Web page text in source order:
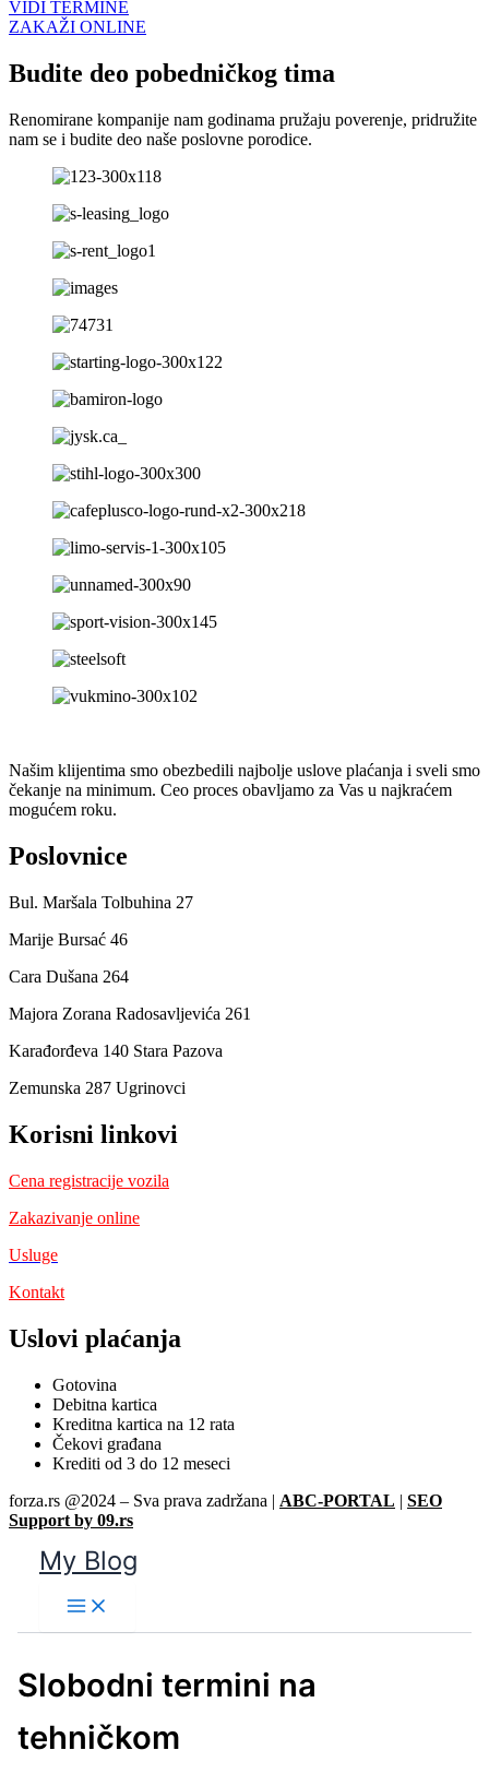
VIDI TERMINE
ZAKAŽI ONLINE
Budite deo pobedničkog tima
Renomirane kompanije nam godinama pružaju poverenje, pridružite
nam se i budite deo naše poslovne porodice.
Našim klijentima smo obezbedili najbolje uslove plaćanja i sveli smo
čekanje na minimum. Ceo proces obavljamo za Vas u najkraćem
mogućem roku.
Poslovnice
Bul. Maršala Tolbuhina 27
Marije Bursać 46
Cara Dušana 264
Majora Zorana Radosavljevića 261
Karađorđeva 140 Stara Pazova
Zemunska 287 Ugrinovci
Korisni linkovi
Cena registracije vozila
Zakazivanje online
Usluge
Kontakt
Uslovi plaćanja
Gotovina
Debitna kartica
Kreditna kartica na 12 rata
Čekovi građana
Krediti od 3 do 12 meseci
forza.rs @2024 – Sva prava zadržana | ABC-PORTAL | SEO
Support by 09.rs